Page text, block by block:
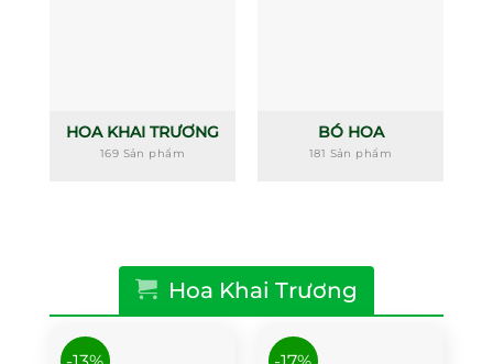
HOA KHAI TRƯƠNG
169 Sản phẩm
BÓ HOA
181 Sản phẩm
Hoa Khai Trương